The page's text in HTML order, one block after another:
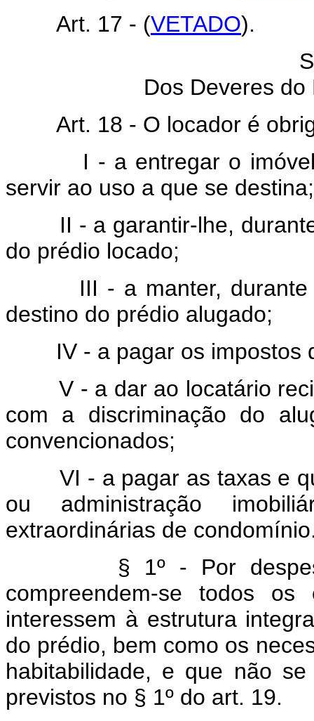
Art. 17 - (VETADO).
Dos Deveres
Art. 18 - O locador é
I - a entregar o imóvel
servir ao uso a que se destina;
II - a garantir-lhe, durante
do prédio locado;
III - a manter, durante o
destino do prédio alugado;
IV - a pagar os impostos
V - a dar ao locatário
com a discriminação do
convencionados;
VI - a pagar as taxas e
ou administração
extraordinárias de
§ 1º - Por despesas
compreendem-se todos
interessem à estrutura
do prédio, bem como os
habitabilidade, e que não
previstos no § 1º do art. 19.